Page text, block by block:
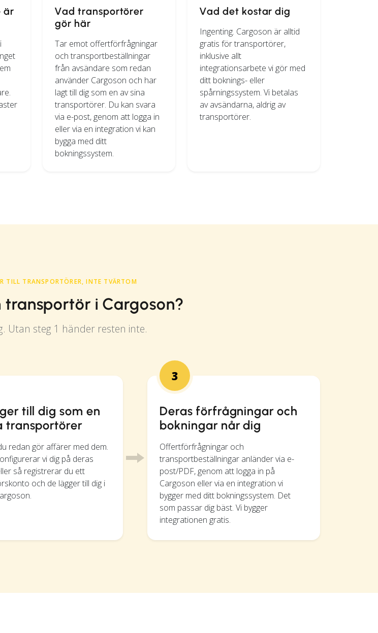
är
Vad transportörer
gör här
Tar emot offertförfrågningar
och transportbeställningar
från avsändare som redan
använder Cargoson och har
lagt till dig som en av sina
transportörer. Du kan svara
via e-post, genom att logga in
eller via en integration vi kan
bygga med ditt
bokningssystem.
Vad det kostar dig
Ingenting. Cargoson är alltid
gratis för transportörer,
inklusive allt
integrationsarbete vi gör med
ditt boknings- eller
spårningssystem. Vi betalas
av avsändarna, aldrig av
transportörer.
TILL TRANSPORTÖRER, INTE TVÄRTOM
transportör i Cargoson?
Utan steg 1 händer resten inte.
till dig som en
transportörer
redan gör affärer med dem.
vi dig på deras
så registrerar du ett
och de lägger till dig i
3
Deras förfrågningar och
bokningar når dig
Offertförfrågningar och
transportbeställningar anländer via e-
post/PDF, genom att logga in på
Cargoson eller via en integration vi
bygger med ditt bokningssystem. Det
som passar dig bäst. Vi bygger
integrationen gratis.